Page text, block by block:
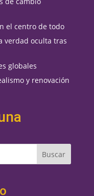
el centro de todo
verdad oculta tras
globales
y renovación